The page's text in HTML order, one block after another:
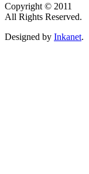
Copyright © 2011
All Rights Reserved.
Designed by Inkanet.